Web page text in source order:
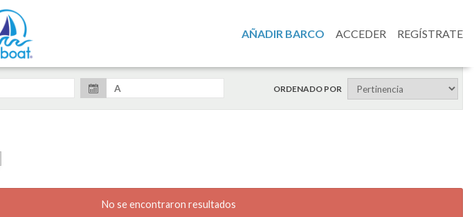
AÑADIR BARCO ACCEDER REGÍSTRATE
ORDENADO POR
No se encontraron resultados